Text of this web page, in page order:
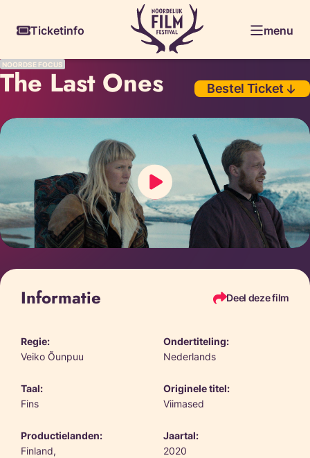
Ticketinfo
menu
NOORDSE FOCUS
The Last Ones Bestel Ticket
Informatie Deel deze film
Regie:
Veiko Õunpuu
Ondertiteling:
Nederlands
Taal:
Fins
Originele titel:
Viimased
Productielanden:
Finland,
Jaartal:
2020